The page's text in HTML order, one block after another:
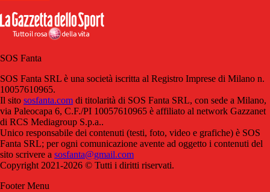
SOS Fanta
SOS Fanta SRL è una società iscritta al Registro Imprese di Milano n.
10057610965.
Il sito sosfanta.com di titolarità di SOS Fanta SRL, con sede a Milano,
via Paleocapa 6, C.F./PI 10057610965 è affiliato al network Gazzanet
di RCS Mediagroup S.p.a..
Unico responsabile dei contenuti (testi, foto, video e grafiche) è SOS
Fanta SRL; per ogni comunicazione avente ad oggetto i contenuti del
sito scrivere a sosfanta@gmail.com
Copyright 2021-2026 © Tutti i diritti riservati.
Footer Menu